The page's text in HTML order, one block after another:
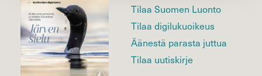
Tilaa Suomen Luonto
Tilaa digilukuoikeus
Äänestä parasta juttua
Tilaa uutiskirje